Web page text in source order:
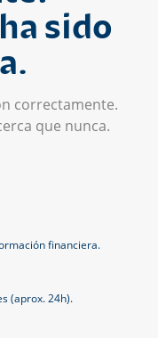
sido
correctamente.
que nunca.
financiera.
(aprox. 24h).